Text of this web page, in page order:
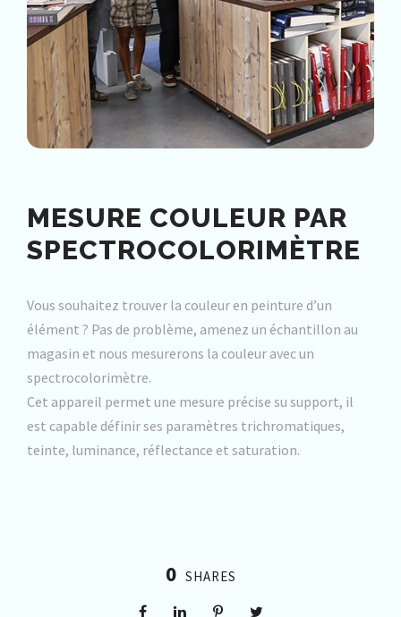
MESURE COULEUR PAR
SPECTROCOLORIMÈTRE
Vous souhaitez trouver la couleur en peinture d’un
élément ? Pas de problème, amenez un échantillon au
magasin et nous mesurerons la couleur avec un
spectrocolorimètre.
Cet appareil permet une mesure précise su support, il
est capable définir ses paramètres trichromatiques,
teinte, luminance, réflectance et saturation.
0 SHARES